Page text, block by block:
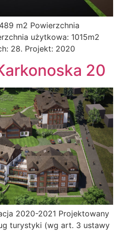
m2 Powierzchnia
użytkowa: 1015m2
28. Projekt: 2020
20
2020-2021 Projektowany
turystyki (wg art. 3 ustawy